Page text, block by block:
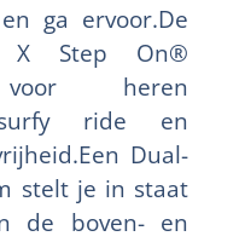
ga ervoor.De
X Step On®
voor heren
ride en
Dual-
stelt je in staat
de boven- en